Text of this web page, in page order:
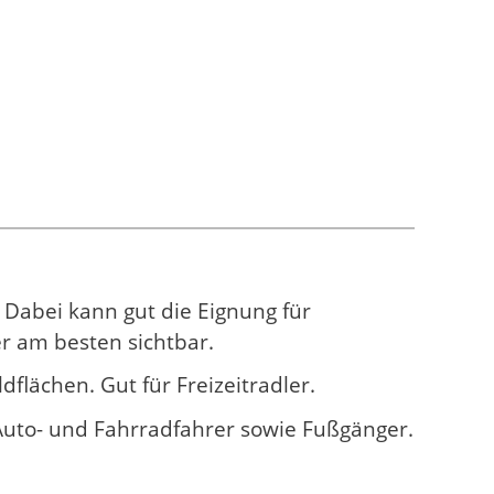
kann gut die Eignung für
am besten sichtbar.
Gut für Freizeitradler.
und Fahrradfahrer sowie Fußgänger.